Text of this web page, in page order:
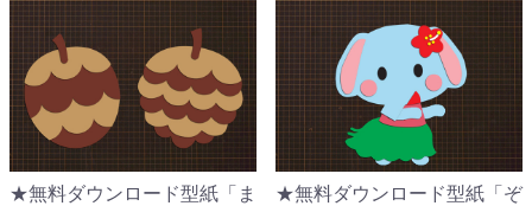
★無料ダウンロード型紙「ま
★無料ダウンロード型紙「ぞ